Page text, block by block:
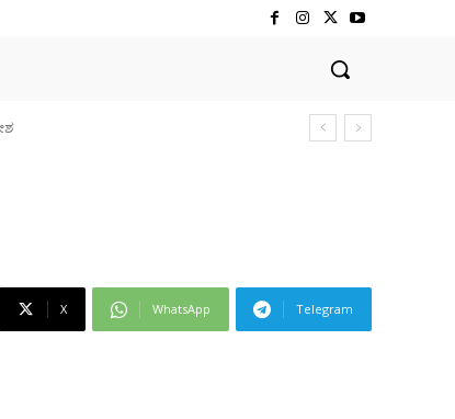
X WhatsApp Telegram